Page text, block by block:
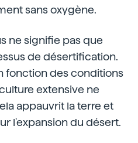
sans oxygène.
ne signifie pas que
de désertification.
fonction des conditions
extensive ne
appauvrit la terre et
l'expansion du désert.